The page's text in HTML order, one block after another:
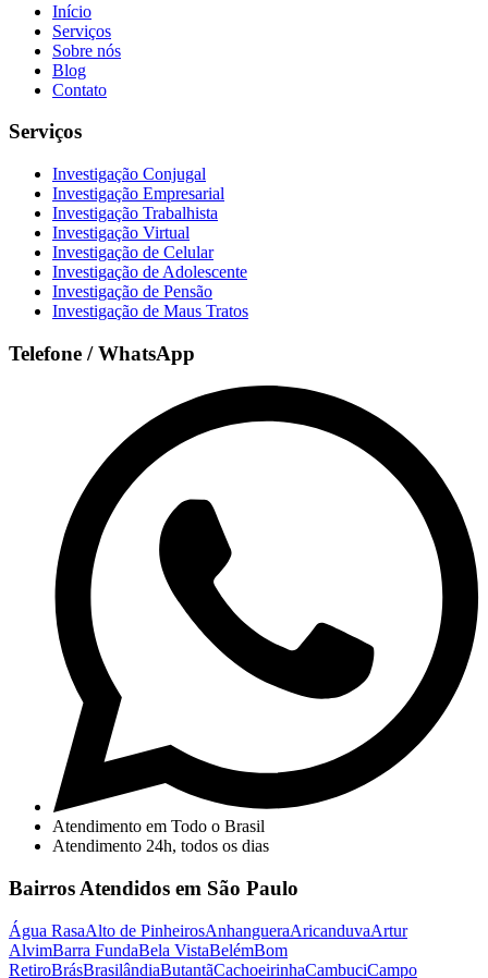
Início
Serviços
Sobre nós
Blog
Contato
Serviços
Investigação Conjugal
Investigação Empresarial
Investigação Trabalhista
Investigação Virtual
Investigação de Celular
Investigação de Adolescente
Investigação de Pensão
Investigação de Maus Tratos
Telefone / WhatsApp
Atendimento em Todo o Brasil
Atendimento 24h, todos os dias
Bairros Atendidos em São Paulo
Água RasaAlto de PinheirosAnhangueraAricanduvaArtur
AlvimBarra FundaBela VistaBelémBom
RetiroBrásBrasilândiaButantãCachoeirinhaCambuciCampo